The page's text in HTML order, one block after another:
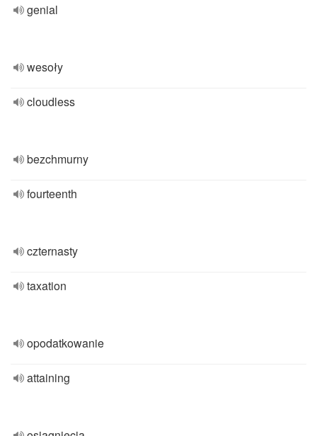
genial
wesoły
cloudless
bezchmurny
fourteenth
czternasty
taxation
opodatkowanie
attaining